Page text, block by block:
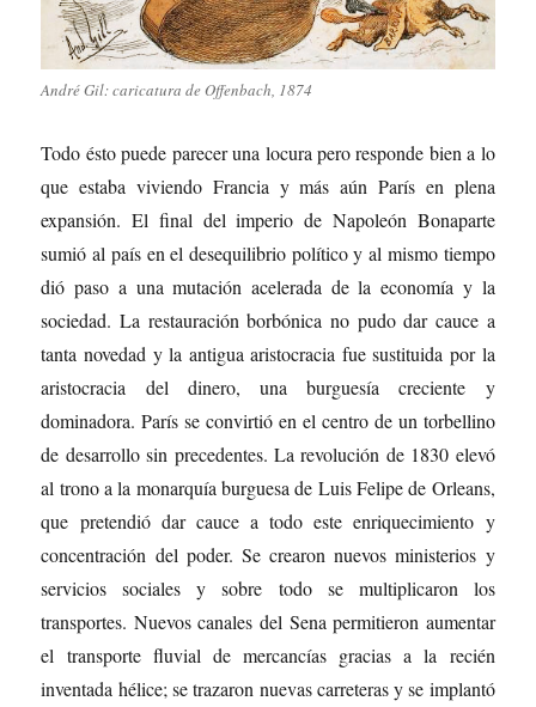
André Gil: caricatura de Offenbach, 1874
Todo ésto puede parecer una locura pero responde bien a lo
que estaba viviendo Francia y más aún París en plena
expansión. El final del imperio de Napoleón Bonaparte
sumió al país en el desequilibrio político y al mismo tiempo
dió paso a una mutación acelerada de la economía y la
sociedad. La restauración borbónica no pudo dar cauce a
tanta novedad y la antigua aristocracia fue sustituida por la
aristocracia del dinero, una burguesía creciente y
dominadora. París se convirtió en el centro de un torbellino
de desarrollo sin precedentes. La revolución de 1830 elevó
al trono a la monarquía burguesa de Luis Felipe de Orleans,
que pretendió dar cauce a todo este enriquecimiento y
concentración del poder. Se crearon nuevos ministerios y
servicios sociales y sobre todo se multiplicaron los
transportes. Nuevos canales del Sena permitieron aumentar
el transporte fluvial de mercancías gracias a la recién
inventada hélice; se trazaron nuevas carreteras y se implantó